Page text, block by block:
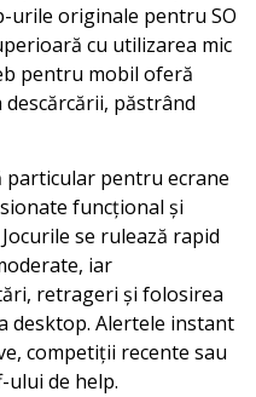
urile originale pentru SO
cu utilizarea mic
pentru mobil oferă
păstrând
particular pentru ecrane
funcțional și
se rulează rapid
iar
retrageri și folosirea
desktop. Alertele instant
competiții recente sau
de help.